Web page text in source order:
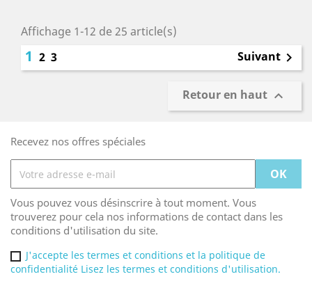
Affichage 1-12 de 25 article(s)
1 2 3 Suivant 
Retour en haut 
Recevez nos offres spéciales
Vous pouvez vous désinscrire à tout moment. Vous
trouverez pour cela nos informations de contact dans les
conditions d'utilisation du site.
J'accepte les termes et conditions et la politique de
confidentialité Lisez les termes et conditions d'utilisation.